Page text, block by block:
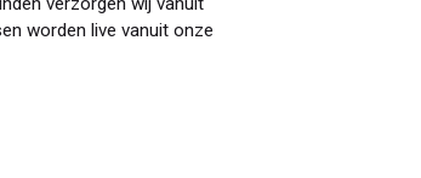
worden live vanuit onze